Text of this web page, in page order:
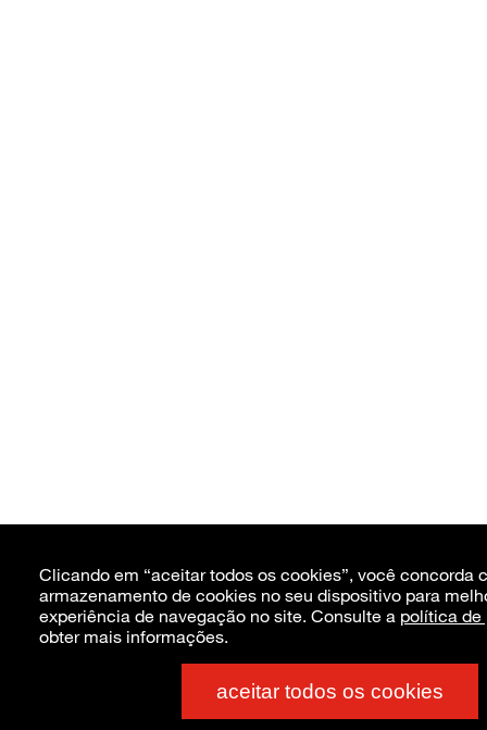
Clicando em “aceitar todos os cookies”, você concorda
armazenamento de cookies no seu dispositivo para
experiência de navegação no site. Consulte a política de
obter mais informações.
aceitar todos os cookies